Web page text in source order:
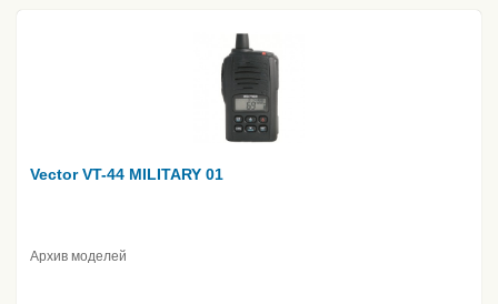
Vector VT-44 MILITARY 01
Архив моделей